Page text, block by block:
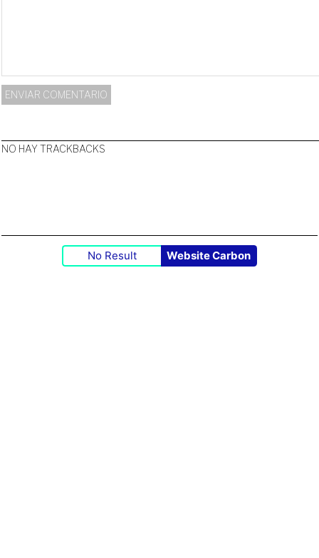
NO HAY TRACKBACKS
No Result Website Carbon